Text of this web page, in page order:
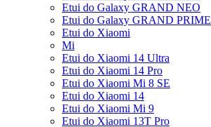
Etui do Galaxy GRAND NEO
Etui do Galaxy GRAND PRIME
Etui do Xiaomi
Mi
Etui do Xiaomi 14 Ultra
Etui do Xiaomi 14 Pro
Etui do Xiaomi Mi 8 SE
Etui do Xiaomi 14
Etui do Xiaomi Mi 9
Etui do Xiaomi 13T Pro